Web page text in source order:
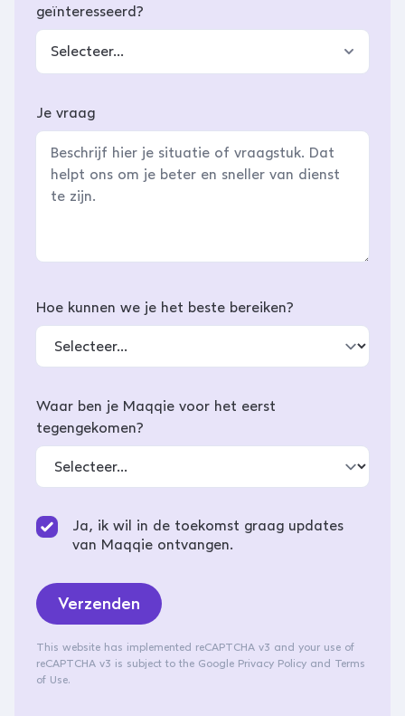
geïnteresseerd?
Selecteer...
Je vraag
Hoe kunnen we je het beste bereiken?
Waar ben je Maqqie voor het eerst
tegengekomen?
Ja, ik wil in de toekomst graag updates
van Maqqie ontvangen.
Verzenden
This website has implemented reCAPTCHA v3 and your use of
reCAPTCHA v3 is subject to the Google Privacy Policy and Terms
of Use.